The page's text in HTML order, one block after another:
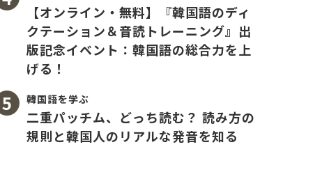
【オンライン・無料】『韓国語のディ
クテーション＆音読トレーニング』出
版記念イベント：韓国語の総合力を上
げる！
韓国語を学ぶ
二重パッチム、どっち読む？ 読み方の
規則と韓国人のリアルな発音を知る